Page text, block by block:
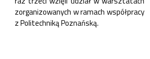
zorganizowanych w ramach współpracy
z Politechniką Poznańską.